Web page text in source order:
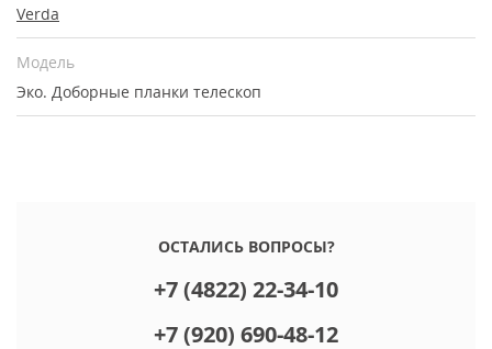
Verda
Модель
Эко. Доборные планки телескоп
ОСТАЛИСЬ ВОПРОСЫ?
+7 (4822) 22-34-10
+7 (920) 690-48-12